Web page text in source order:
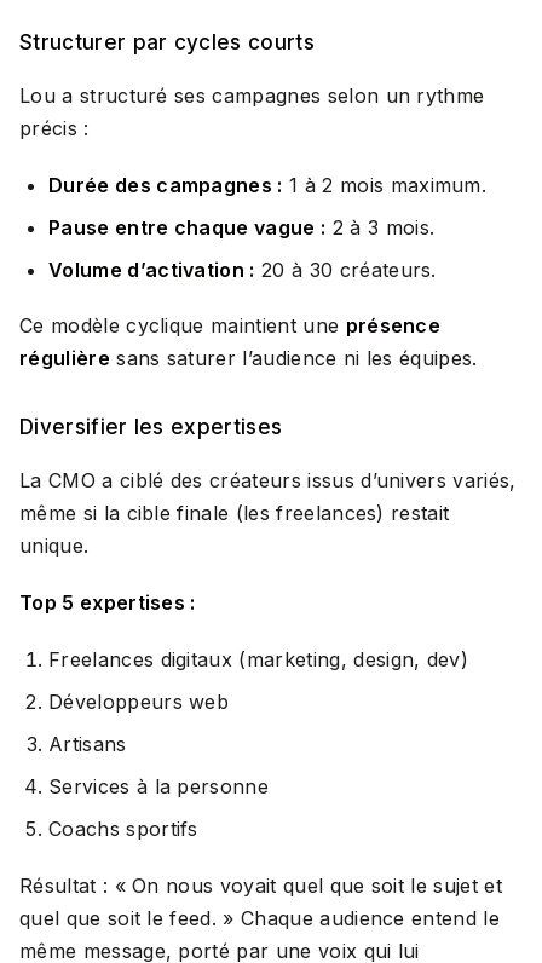
Structurer par cycles courts
Lou a structuré ses campagnes selon un rythme
précis :
Durée des campagnes : 1 à 2 mois maximum.
Pause entre chaque vague : 2 à 3 mois.
Volume d’activation : 20 à 30 créateurs.
Ce modèle cyclique maintient une présence
régulière sans saturer l’audience ni les équipes.
Diversifier les expertises
La CMO a ciblé des créateurs issus d’univers variés,
même si la cible finale (les freelances) restait
unique.
Top 5 expertises :
Freelances digitaux (marketing, design, dev)
Développeurs web
Artisans
Services à la personne
Coachs sportifs
Résultat : «On nous voyait quel que soit le sujet et
quel que soit le feed. » Chaque audience entend le
même message, porté par une voix qui lui